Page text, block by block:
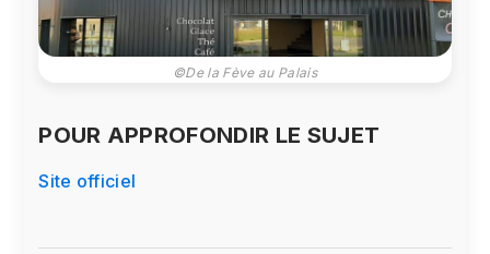
©De la Fève au Palais
POUR APPROFONDIR LE SUJET
Site officiel